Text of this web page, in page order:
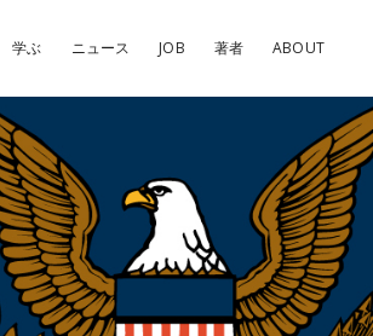
学ぶ ニュース JOB 著者 ABOUT